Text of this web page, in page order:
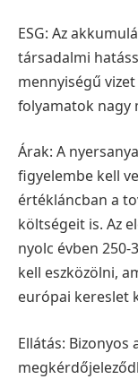
ESG: Az
társadalmi
mennyiségű
folyamatok nagy
Árak: A
figyelembe kell
értékláncban a
költségeit is. Az
nyolc évben
kell eszközölni,
európai kereslet
Ellátás: